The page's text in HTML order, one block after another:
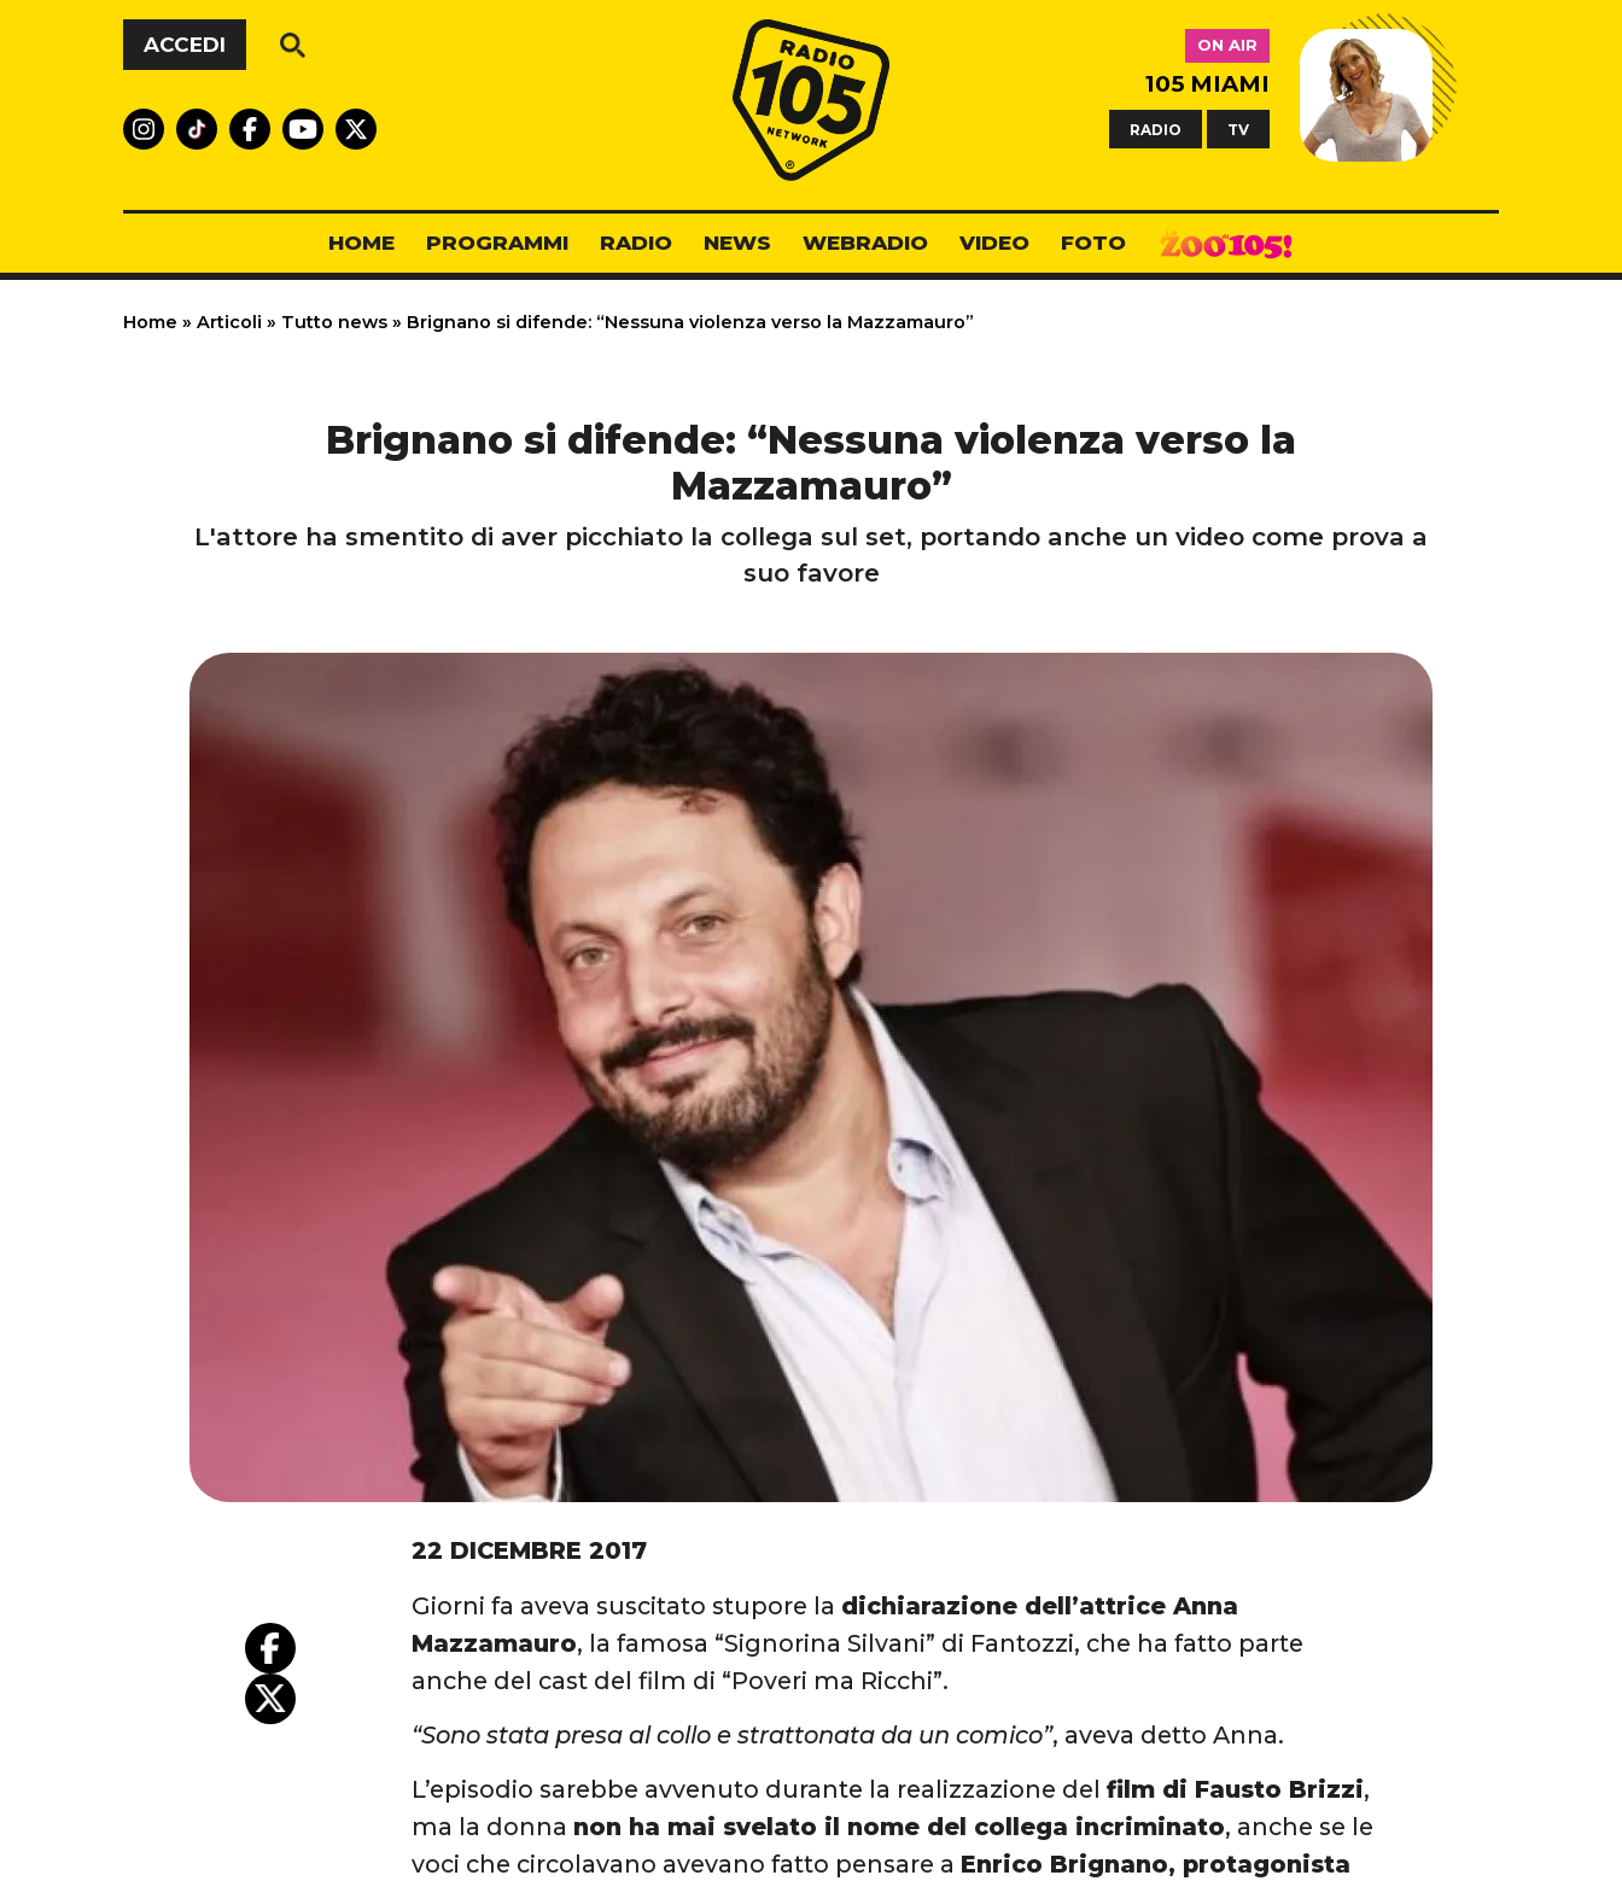
Vai al contenuto
ACCEDI
Radio 105
ON AIR
105 MIAMI
RADIO TV
HOME PROGRAMMI RADIO NEWS WEBRADIO VIDEO FOTO
Home » Articoli » Tutto news » Brignano si difende: “Nessuna violenza verso la Mazzamauro”
Brignano si difende: “Nessuna violenza verso la
Mazzamauro”
L'attore ha smentito di aver picchiato la collega sul set, portando anche un video come prova a
suo favore
22 DICEMBRE 2017
Giorni fa aveva suscitato stupore la dichiarazione dell’attrice Anna
Mazzamauro, la famosa “Signorina Silvani” di Fantozzi, che ha fatto parte
anche del cast del film di “Poveri ma Ricchi”.
“Sono stata presa al collo e strattonata da un comico”, aveva detto Anna.
L’episodio sarebbe avvenuto durante la realizzazione delfilm di Fausto Brizzi,
ma la donna non ha mai svelato il nome del collega incriminato, anche se le
voci che circolavano avevano fatto pensare a Enrico Brignano, protagonista